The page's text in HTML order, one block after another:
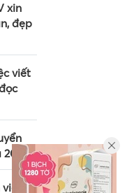
xin
đẹp
viết
2024